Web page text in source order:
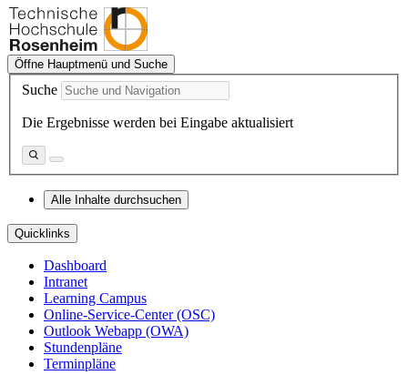
Öffne Hauptmenü und Suche
Suche
Die Ergebnisse werden bei Eingabe aktualisiert
Alle Inhalte durchsuchen
Quicklinks
Dashboard
Intranet
Learning Campus
Online-Service-Center (OSC)
Outlook Webapp (OWA)
Stundenpläne
Terminpläne